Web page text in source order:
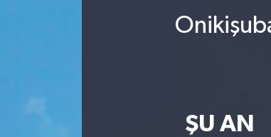
ŞU AN
Süper Lig Puan Durumu ve Fikstür